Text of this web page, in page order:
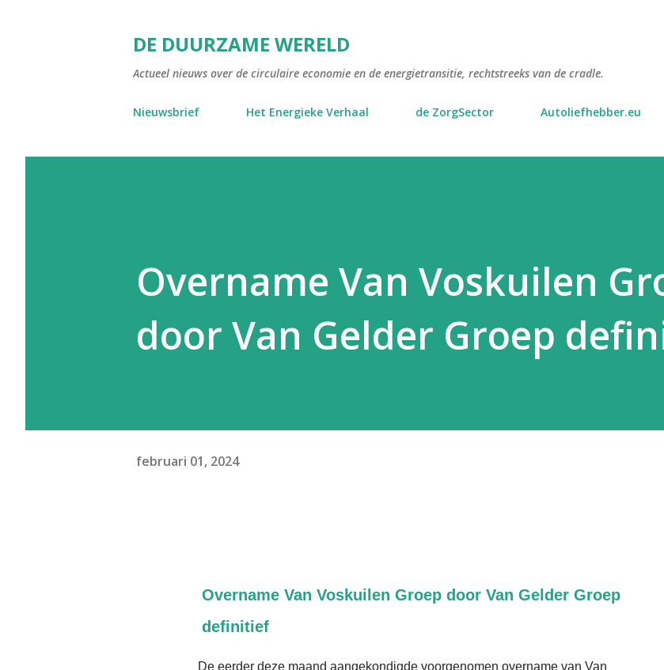
DE DUURZAME WERELD
Actueel nieuws over de circulaire economie en de energietransitie, rechtstreeks van de cradle.
Nieuwsbrief Het Energieke Verhaal de ZorgSector Autoliefhebber.eu
Overname Van Voskuilen
door Van Gelder Groep
februari 01, 2024
Overname Van Voskuilen Groep door Van Gelder Groep
definitief
De eerder deze maand aangekondigde voorgenomen overname van Van